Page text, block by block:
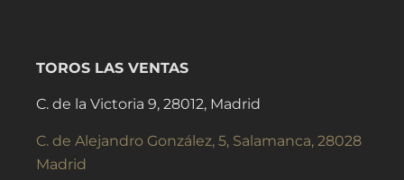
TOROS LAS VENTAS
C. de la Victoria 9, 28012, Madrid
C. de Alejandro González, 5, Salamanca, 28028
Madrid